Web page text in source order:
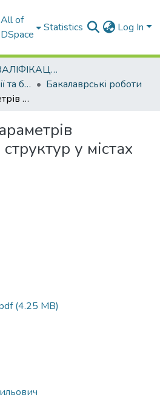
All of
DSpace
Statistics Log In
ВИПУСКНІ КВАЛІФІКАЦІЙНІ РОБОТИ
Кафедра організації та безпеки дорожнього руху
Бакалаврські роботи
Визначення параметрів планувальних структур у містах
у містах
(4.25 MB)